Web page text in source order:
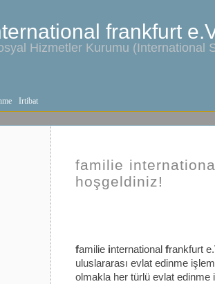
frankfurt
Hizmetler Kurumu (International
Irtibat
familie
hoşgeldiniz!
familie international frankfurt
uluslararası evlat edinme
olmakla her türlü evlat edinme